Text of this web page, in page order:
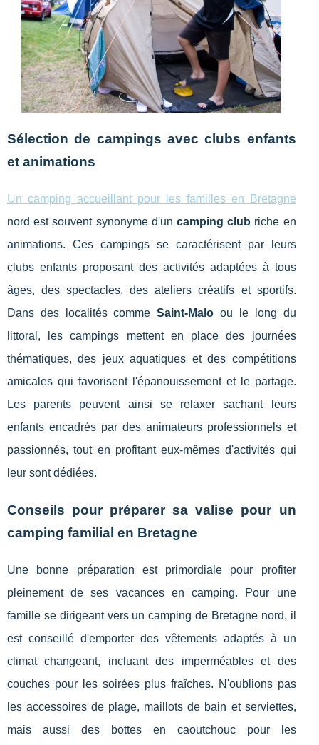
Sélection de campings avec clubs enfants
et animations
Un camping accueillant pour les familles en Bretagne
nord est souvent synonyme d'un camping club riche en
animations. Ces campings se caractérisent par leurs
clubs enfants proposant des activités adaptées à tous
âges, des spectacles, des ateliers créatifs et sportifs.
Dans des localités commeSaint-Malo ou le long du
littoral, les campings mettent en place des journées
thématiques, des jeux aquatiques et des compétitions
amicales qui favorisent l'épanouissement et le partage.
Les parents peuvent ainsi se relaxer sachant leurs
enfants encadrés par des animateurs professionnels et
passionnés, tout en profitant eux-mêmes d'activités qui
leur sont dédiées.
Conseils pour préparer sa valise pour un
camping familial en Bretagne
Une bonne préparation est primordiale pour profiter
pleinement de ses vacances en camping. Pour une
famille se dirigeant vers un camping de Bretagne nord, il
est conseillé d'emporter des vêtements adaptés à un
climat changeant, incluant des imperméables et des
couches pour les soirées plus fraîches. N'oublions pas
les accessoires de plage, maillots de bain et serviettes,
mais aussi des bottes en caoutchouc pour les